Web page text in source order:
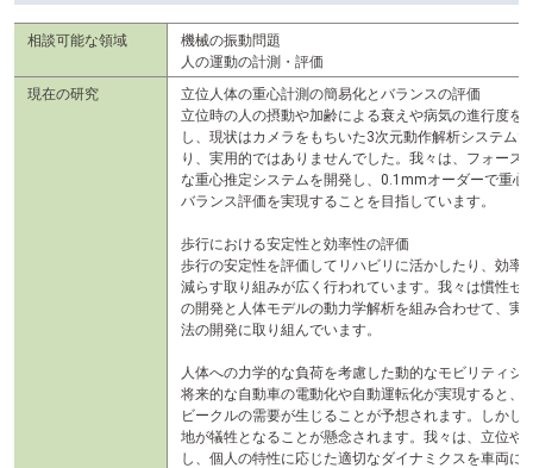
相談可能な領域
機械の振動問題
人の運動の計測・評価
現在の研究
立位人体の重心計測の簡易化とバランスの評価
立位時の人の摂動や加齢による衰えや病気の進行度を
し、現状はカメラをもちいた3次元動作解析システム
り、実用的ではありませんでした。我々は、フォース
な重心推定システムを開発し、0.1mmオーダーで重
バランス評価を実現することを目指しています。
歩行における安定性と効率性の評価
歩行の安定性を評価してリハビリに活かしたり、効率
減らす取り組みが広く行われています。我々は慣性セ
の開発と人体モデルの動力学解析を組み合わせて、実
法の開発に取り組んでいます。
人体への力学的な負荷を考慮した動的なモビリティシ
将来的な自動車の電動化や自動運転化が実現すると、
ビークルの需要が生じることが予想されます。しかし
地が犠牲となることが懸念されます。我々は、立位や
し、個人の特性に応じた適切なダイナミクスを車両に